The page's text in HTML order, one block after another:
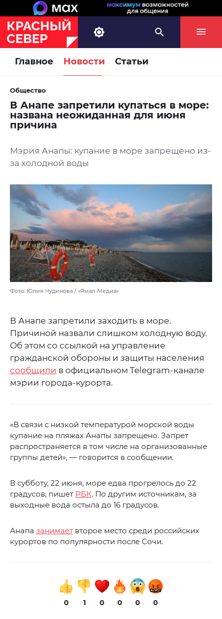
Главное Новости Статьи
Общество
В Анапе запретили купаться в море:
названа неожиданная для июня
причина
Мэрия Анапы: купание в море запрещено из-
за холодной воды
Фото: Юлия Чудинова / «Ямал-Медиа»
В Анапе запретили заходить в море.
Причиной назвали слишком холодную воду.
Об этом со ссылкой на управление
гражданской обороны и защиты населения
сообщили в официальном Telegram-канале
мэрии города-курорта.
«В связи с низкой температурой морской воды
купание на пляжах Анапы запрещено. Запрет
распространяется в том числе на организованные
группы детей», — говорится в сообщении.
В субботу, 22 июня, море едва прогрелось до 22
градусов, пишет РБК. По другим источникам, за
выходные вода остыла до 16 градусов.
Анапа занимает второе место среди российских
курортов по популярности после Сочи.
0 1 0 0 0 0